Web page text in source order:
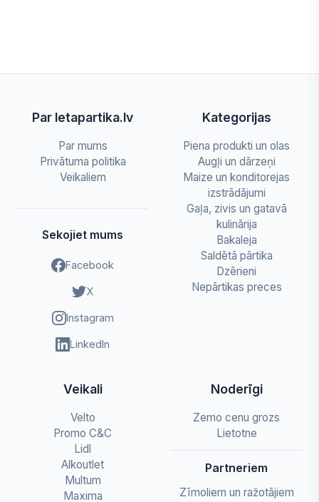
Par letapartika.lv
Par mums
Privātuma politika
Veikaliem
Sekojiet mums
Facebook
X
Instagram
LinkedIn
Kategorijas
Piena produkti un olas
Augļi un dārzeņi
Maize un konditorejas
izstrādājumi
Gaļa, zivis un gatavā
kulinārija
Bakaleja
Saldētā pārtika
Dzērieni
Nepārtikas preces
Veikali
Velto
Promo C&C
Lidl
Alkoutlet
Multum
Maxima
Noderīgi
Zemo cenu grozs
Lietotne
Partneriem
Zīmoliem un ražotājiem